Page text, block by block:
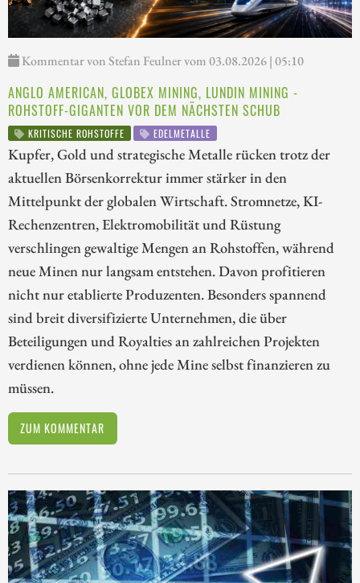
Kommentar von Stefan Feulner vom 03.08.2026 | 05:10
ANGLO AMERICAN, GLOBEX MINING, LUNDIN MINING -
ROHSTOFF-GIGANTEN VOR DEM NÄCHSTEN SCHUB
KRITISCHE ROHSTOFFE EDELMETALLE
Kupfer, Gold und strategische Metalle rücken trotz der
aktuellen Börsenkorrektur immer stärker in den
Mittelpunkt der globalen Wirtschaft. Stromnetze, KI-
Rechenzentren, Elektromobilität und Rüstung
verschlingen gewaltige Mengen an Rohstoffen, während
neue Minen nur langsam entstehen. Davon profitieren
nicht nur etablierte Produzenten. Besonders spannend
sind breit diversifizierte Unternehmen, die über
Beteiligungen und Royalties an zahlreichen Projekten
verdienen können, ohne jede Mine selbst finanzieren zu
müssen.
ZUM KOMMENTAR